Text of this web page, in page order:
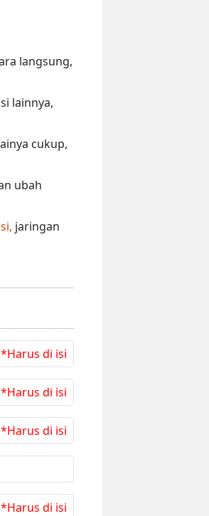
langsung,
lainnya,
cukup,
ubah
jaringan
*Harus di isi
*Harus di isi
*Harus di isi
*Harus di isi